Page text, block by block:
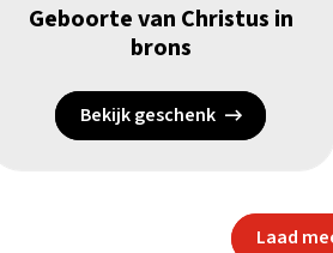
Geboorte van Christus in
brons
Bekijk geschenk
Laad